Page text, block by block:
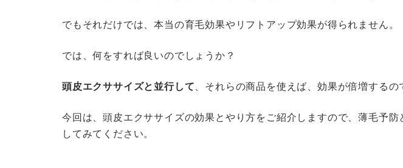
でもそれだけでは、本当の育毛効果やリフトアップ効果が得られません。
では、何をすれば良いのでしょうか？
頭皮エクササイズと並行して 、それらの商品を使えば、効果が倍増するの
今回は、頭皮エクササイズの効果とやり方をご紹介しますので、薄毛予防
してみてください。